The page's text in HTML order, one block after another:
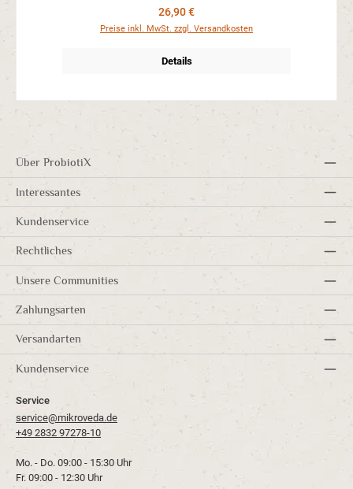
Regulärer Preis:
26,90 €
Preise inkl. MwSt. zzgl. Versandkosten
Details
Über ProbiotiX
Interessantes
Kundenservice
Rechtliches
Kundenservice
Service
service@mikroveda.de
+49 2832 97278-10
Mo. - Do. 09:00 - 15:30 Uhr
Fr. 09:00 - 12:30 Uhr
Unsere Communities
Zahlungsarten
Versandarten